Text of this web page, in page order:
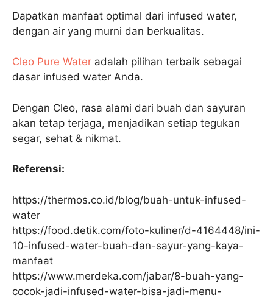
Dapatkan manfaat optimal dari infused water,
dengan air yang murni dan berkualitas.
Cleo Pure Water adalah pilihan terbaik sebagai
dasar infused water Anda.
Dengan Cleo, rasa alami dari buah dan sayuran
akan tetap terjaga, menjadikan setiap tegukan
segar, sehat & nikmat.
Referensi:
https://thermos.co.id/blog/buah-untuk-infused-
water
https://food.detik.com/foto-kuliner/d-4164448/ini-
10-infused-water-buah-dan-sayur-yang-kaya-
manfaat
https://www.merdeka.com/jabar/8-buah-yang-
cocok-jadi-infused-water-bisa-jadi-menu-